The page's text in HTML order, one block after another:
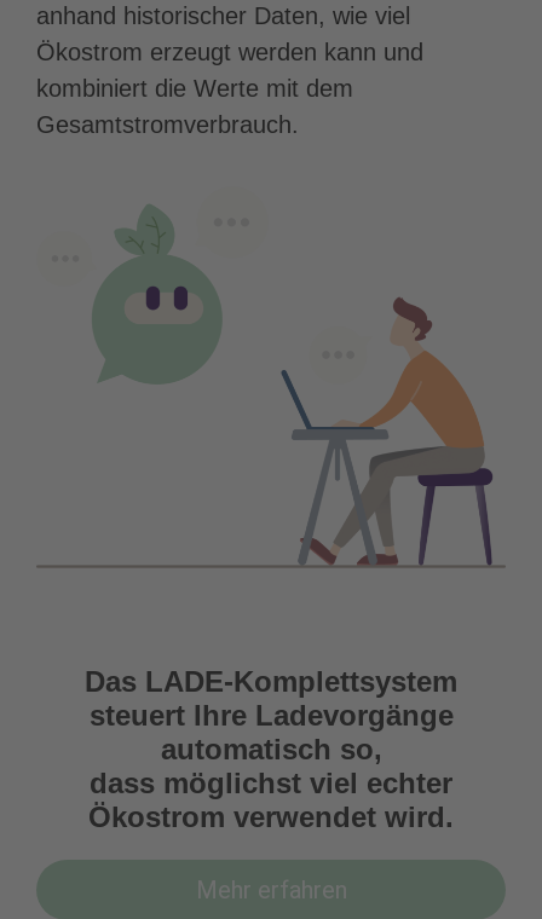
anhand historischer Daten, wie viel
Ökostrom erzeugt werden kann und
kombiniert die Werte mit dem
Gesamtstromverbrauch.
Das LADE-Komplettsystem
steuert Ihre Ladevorgänge
automatisch so,
dass möglichst viel echter
Ökostrom verwendet wird.
Mehr erfahren